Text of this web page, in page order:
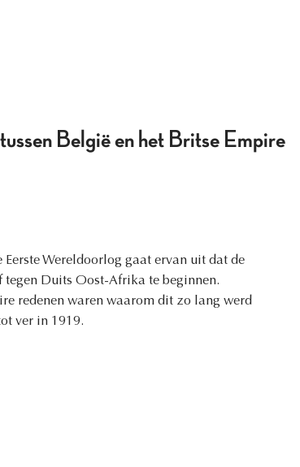
België en het Britse Empire
Wereldoorlog gaat ervan uit dat de
Duits Oost-Afrika te beginnen.
redenen waren waarom dit zo lang werd
ver in 1919.